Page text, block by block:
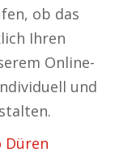
ob das
Ihren
Online-
und
Düren